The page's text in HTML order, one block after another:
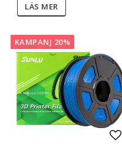
LÄS MER
KAMPANJ 20%